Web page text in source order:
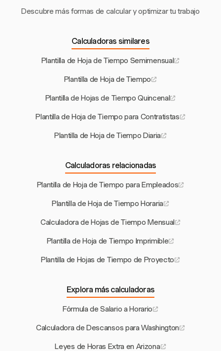
Descubre más formas de calcular y optimizar tu trabajo
Calculadoras similares
Plantilla de Hoja de Tiempo Semimensual
Plantilla de Hoja de Tiempo
Plantilla de Hojas de Tiempo Quincenal
Plantilla de Hoja de Tiempo para Contratistas
Plantilla de Hoja de Tiempo Diaria
Calculadoras relacionadas
Plantilla de Hoja de Tiempo para Empleados
Plantilla de Hoja de Tiempo Horaria
Calculadora de Hojas de Tiempo Mensual
Plantilla de Hoja de Tiempo Imprimible
Plantilla de Hojas de Tiempo de Proyecto
Explora más calculadoras
Fórmula de Salario a Horario
Calculadora de Descansos para Washington
Leyes de Horas Extra en Arizona